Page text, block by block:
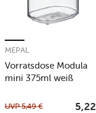
Vorratsdose Modula
mini 375ml weiß
MEPAL
UVP5,49 € 5,22